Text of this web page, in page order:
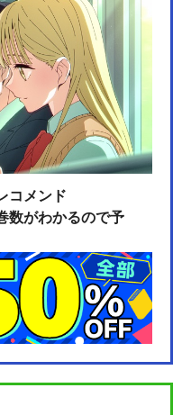
コメンド
数がわかるので予